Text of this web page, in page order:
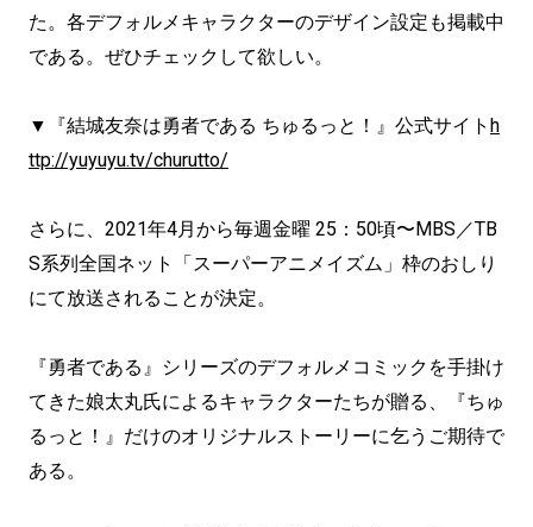
た。各デフォルメキャラクターのデザイン設定も掲載中
である。ぜひチェックして欲しい。
▼『結城友奈は勇者である ちゅるっと！』公式サイト h
ttp://yuyuyu.tv/churutto/
さらに、2021年4月から毎週金曜 25：50頃〜MBS／TB
S系列全国ネット「スーパーアニメイズム」枠のおしり
にて放送されることが決定。
『勇者である』シリーズのデフォルメコミックを手掛け
てきた娘太丸氏によるキャラクターたちが贈る、『ちゅ
るっと！』だけのオリジナルストーリーに乞うご期待で
ある。